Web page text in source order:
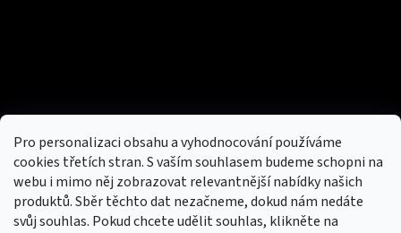
Pro personalizaci obsahu a vyhodnocování používáme
cookies třetích stran. S vaším souhlasem budeme schopni na
webu i mimo něj zobrazovat relevantnější nabídky našich
produktů. Sběr těchto dat nezačneme, dokud nám nedáte
svůj souhlas. Pokud chcete udělit souhlas, klikněte na